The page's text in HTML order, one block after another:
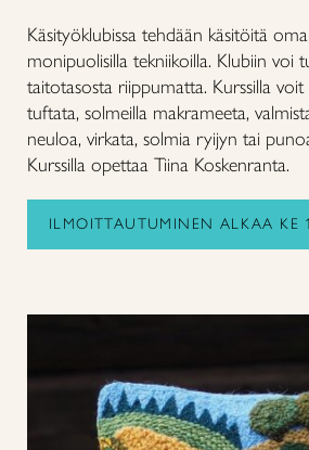
Käsityöklubissa tehdään käsitöitä
monipuolisilla tekniikoilla. Klubiin voi
taitotasosta riippumatta. Kurssilla
tuftata, solmeilla makrameeta,
neuloa, virkata, solmia ryijyn tai
Kurssilla opettaa Tiina Koskenranta.
ILMOITTAUTUMINEN ALKAA KE